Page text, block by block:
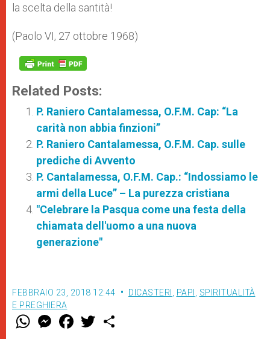
la scelta della santità!
(Paolo VI, 27 ottobre 1968)
Related Posts:
P. Raniero Cantalamessa, O.F.M. Cap: “La
carità non abbia finzioni”
P. Raniero Cantalamessa, O.F.M. Cap. sulle
prediche di Avvento
P. Cantalamessa, O.F.M. Cap.: “Indossiamo le
armi della Luce” – La purezza cristiana
"Celebrare la Pasqua come una festa della
chiamata dell'uomo a una nuova
generazione"
FEBBRAIO 23, 2018 12:44 DICASTERI , PAPI , SPIRITUALITÀ
E PREGHIERA
W M
e
F
a w